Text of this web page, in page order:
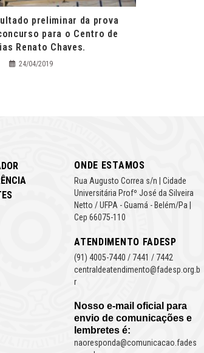
preliminar da prova
para o Centro de
Renato Chaves.
24/04/2019
ONDE ESTAMOS
Rua Augusto Correa s/n | Cidade
Universitária Profº José da Silveira
Netto / UFPA - Guamá - Belém/Pa |
Cep 66075-110
ATENDIMENTO FADESP
(91) 4005-7440 / 7441 / 7442
centraldeatendimento@fadesp.org.b
r
Nosso e-mail oficial para
envio de comunicações e
lembretes é:
naoresponda@comunicacao.fades